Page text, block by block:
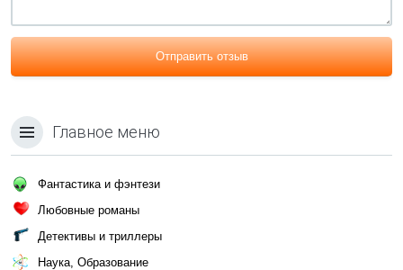
Отправить отзыв
Главное меню
Фантастика и фэнтези
Любовные романы
Детективы и триллеры
Наука, Образование